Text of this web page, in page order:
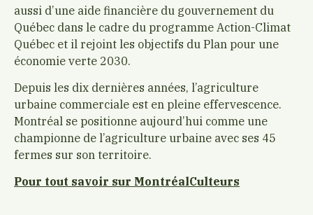
aussi d’une aide financière du gouvernement du
Québec dans le cadre du programme Action-Climat
Québec et il rejoint les objectifs du Plan pour une
économie verte 2030.
Depuis les dix dernières années, l’agriculture
urbaine commerciale est en pleine effervescence.
Montréal se positionne aujourd’hui comme une
championne de l’agriculture urbaine avec ses 45
fermes sur son territoire.
Pour tout savoir sur MontréalCulteurs